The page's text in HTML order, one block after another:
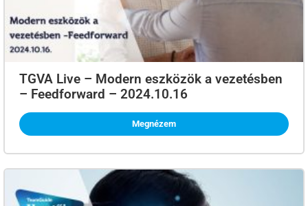
TGVA Live – Modern eszközök a vezetésben
– Feedforward – 2024.10.16
Megnézem